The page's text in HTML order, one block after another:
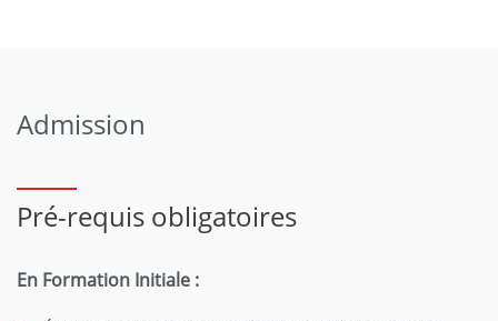
Admission
Pré-requis obligatoires
En Formation Initiale :